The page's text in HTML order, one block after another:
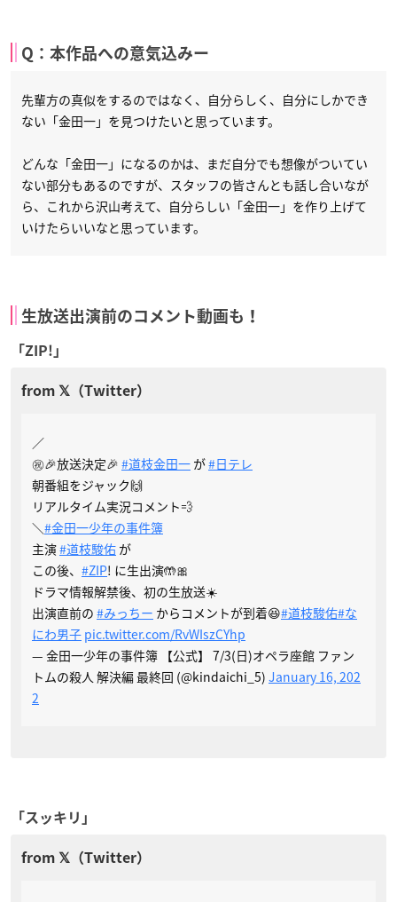
Q：本作品への意気込みー
先輩方の真似をするのではなく、自分らしく、自分にしかでき
ない「金田一」を見つけたいと思っています。
どんな「金田一」になるのかは、まだ自分でも想像がついてい
ない部分もあるのですが、スタッフの皆さんとも話し合いなが
ら、これから沢山考えて、自分らしい「金田一」を作り上げて
いけたらいいなと思っています。
生放送出演前のコメント動画も！
「ZIP!」
／
㊗️🎉放送決定🎉 #道枝金田一 が#日テレ
朝番組をジャック🙌
リアルタイム実況コメント💨
＼#金田一少年の事件簿
主演#道枝駿佑 が
この後、 #ZIP! に生出演🤲🎀
ドラマ情報解禁後、初の生放送☀️
出演直前の #みっちー からコメントが到着😆#道枝駿佑#な
にわ男子 pic.twitter.com/RvWIszCYhp
— 金田一少年の事件簿 【公式】 7/3(日)オペラ座館 ファン
トムの殺人 解決編 最終回 (@kindaichi_5) January 16, 202
2
「スッキリ」